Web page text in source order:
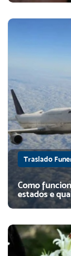
Traslado
Como
estados e